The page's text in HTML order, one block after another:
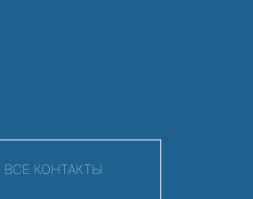
ВСЕ КОНТАКТЫ